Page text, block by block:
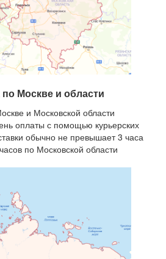
по Москве и области
и Московской области
оплаты с помощью курьерских
обычно не превышает 3 часа
по Московской области